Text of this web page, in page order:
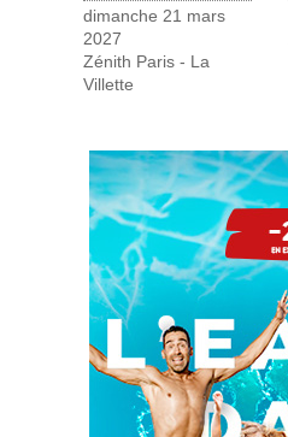
dimanche 21 mars
2027
Zénith Paris - La
Villette